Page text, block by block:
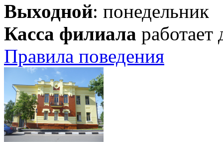
Выходной: понедельник
Касса филиала работает
Правила поведения